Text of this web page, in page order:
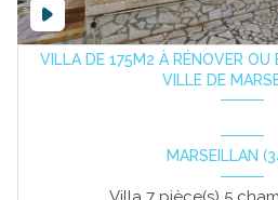
VILLA DE 175M2 À RÉNOVER OU
VILLE DE
MARSEILLAN